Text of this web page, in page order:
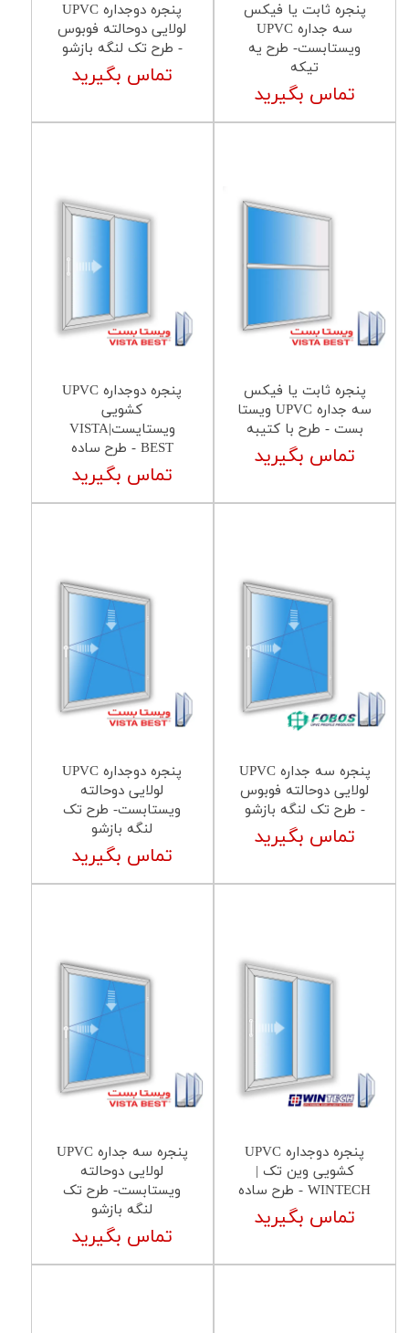
پنجره ثابت یا فیکس
سه جداره UPVC
ویستابست- طرح یه
تیکه
تماس بگیرید
پنجره دوجداره UPVC
لولایی دوحالته فوبوس
- طرح تک لنگه بازشو
تماس بگیرید
پنجره ثابت یا فیکس
سه جداره UPVC ویستا
بست - طرح با کتیبه
تماس بگیرید
پنجره دوجداره UPVC
کشویی
ویستایست|VISTA
BEST - طرح ساده
تماس بگیرید
پنجره سه جداره UPVC
لولایی دوحالته فوبوس
- طرح تک لنگه بازشو
تماس بگیرید
پنجره دوجداره UPVC
لولایی دوحالته
ویستابست- طرح تک
لنگه بازشو
تماس بگیرید
پنجره دوجداره UPVC
کشویی وین تک |
WINTECH - طرح ساده
تماس بگیرید
پنجره سه جداره UPVC
لولایی دوحالته
ویستابست- طرح تک
لنگه بازشو
تماس بگیرید